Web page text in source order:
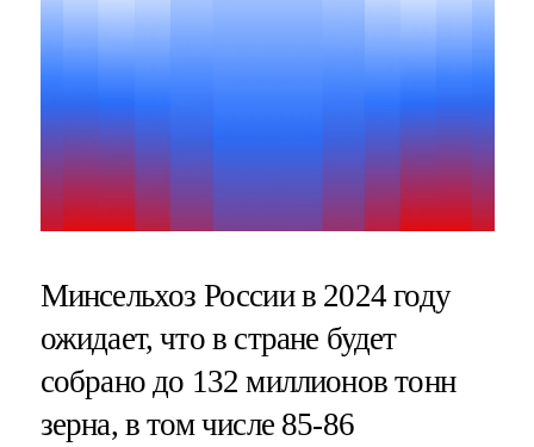
Минсельхоз России в 2024 году
ожидает, что в стране будет
собрано до 132 миллионов тонн
зерна, в том числе 85-86